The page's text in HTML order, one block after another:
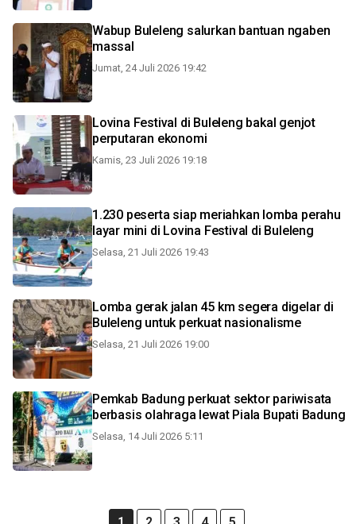
Wabup Buleleng salurkan bantuan ngaben
massal
Jumat, 24 Juli 2026 19:42
Lovina Festival di Buleleng bakal genjot
perputaran ekonomi
Kamis, 23 Juli 2026 19:18
1.230 peserta siap meriahkan lomba perahu
layar mini di Lovina Festival di Buleleng
Selasa, 21 Juli 2026 19:43
Lomba gerak jalan 45 km segera digelar di
Buleleng untuk perkuat nasionalisme
Selasa, 21 Juli 2026 19:00
Pemkab Badung perkuat sektor pariwisata
berbasis olahraga lewat Piala Bupati Badung
Selasa, 14 Juli 2026 5:11